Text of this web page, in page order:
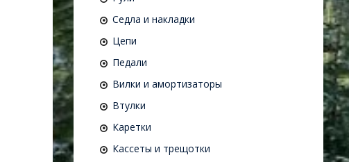
Седла и накладки
Цепи
Педали
Вилки и амортизаторы
Втулки
Каретки
Кассеты и трещотки